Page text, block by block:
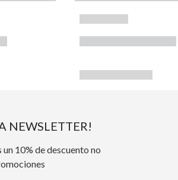
NEWSLETTER!
10% de descuento no